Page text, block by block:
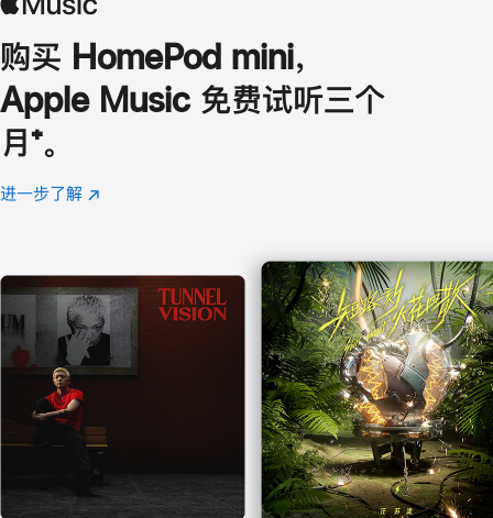
购买 HomePod mini，
Apple Music 免费试听三个
月 脚
注
⁺。
进一步了解 Apple
(在
口
中
打
开)